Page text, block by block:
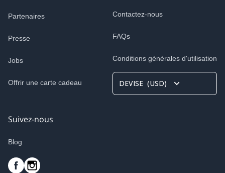
Partenaires
Presse
Jobs
Offrir une carte cadeau
Contactez-nous
FAQs
Conditions générales d'utilisation
DEVISE (USD)
Suivez-nous
Blog